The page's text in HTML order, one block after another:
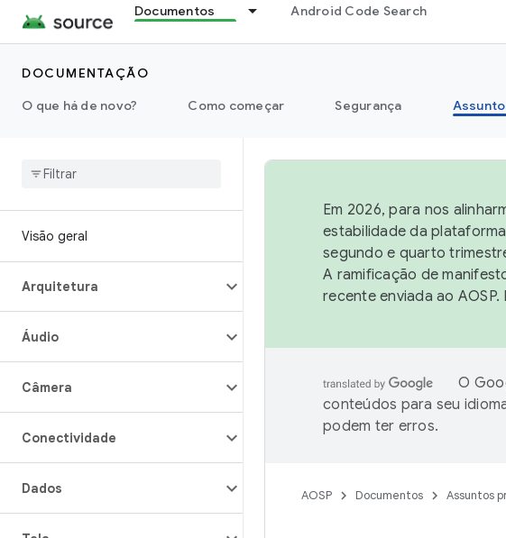
Documentos Android Code Search
DOCUMENTAÇÃO
O que há de novo?
Como começar Segurança
Visão geral
Arquitetura
Áudio
Câmera
Conectividade
Dados
Em 2026, para nos
estabilidade da
segundo e quarto
A ramificação de
recente enviada ao
O
conteúdos para seu
podem ter erros.
AOSP Documentos Assuntos